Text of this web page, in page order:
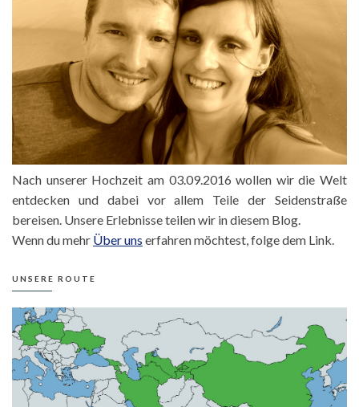
Nach unserer Hochzeit am 03.09.2016 wollen wir die Welt
entdecken und dabei vor allem Teile der Seidenstraße
bereisen. Unsere Erlebnisse teilen wir in diesem Blog.
Wenn du mehr Über uns erfahren möchtest, folge dem Link.
UNSERE ROUTE